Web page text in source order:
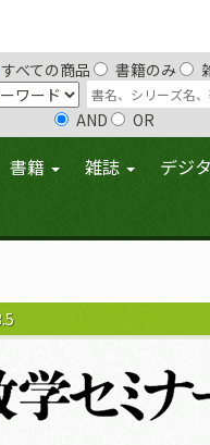
すべての商品 書籍のみ
AND OR
書籍 雑誌 デジ